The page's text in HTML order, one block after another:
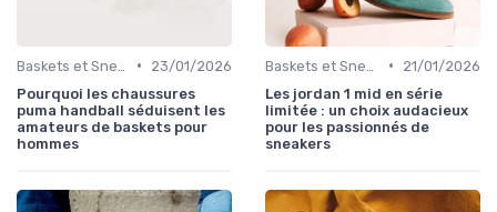
•
23/01/2026
Pourquoi les chaussures
puma handball séduisent les
amateurs de baskets pour
hommes
•
21/01/2026
Les jordan 1 mid en série
limitée : un choix audacieux
pour les passionnés de
sneakers